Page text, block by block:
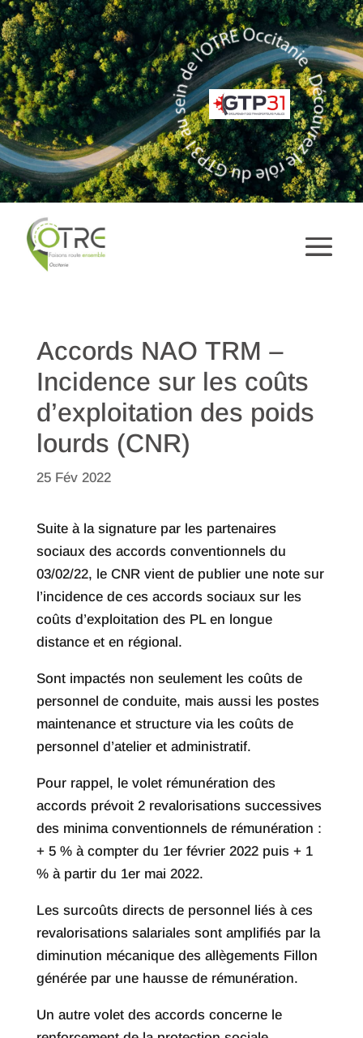
Accords NAO TRM –
Incidence sur les coûts
d’exploitation des poids
lourds (CNR)
25 Fév 2022
Suite à la signature par les partenaires
sociaux des accords conventionnels du
03/02/22, le CNR vient de publier une note sur
l’incidence de ces accords sociaux sur les
coûts d’exploitation des PL en longue
distance et en régional.
Sont impactés non seulement les coûts de
personnel de conduite, mais aussi les postes
maintenance et structure via les coûts de
personnel d’atelier et administratif.
Pour rappel, le volet rémunération des
accords prévoit 2 revalorisations successives
des minima conventionnels de rémunération :
+ 5 % à compter du 1er février 2022 puis + 1
% à partir du 1er mai 2022.
Les surcoûts directs de personnel liés à ces
revalorisations salariales sont amplifiés par la
diminution mécanique des allègements Fillon
générée par une hausse de rémunération.
Un autre volet des accords concerne le